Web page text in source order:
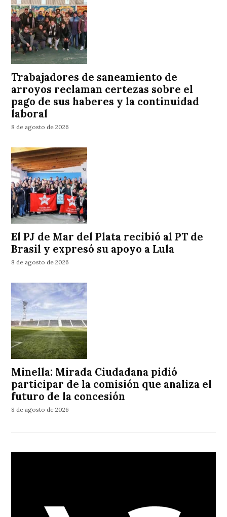
Trabajadores de saneamiento de
arroyos reclaman certezas sobre el
pago de sus haberes y la continuidad
laboral
8 de agosto de 2026
El PJ de Mar del Plata recibió al PT de
Brasil y expresó su apoyo a Lula
8 de agosto de 2026
Minella: Mirada Ciudadana pidió
participar de la comisión que analiza el
futuro de la concesión
8 de agosto de 2026